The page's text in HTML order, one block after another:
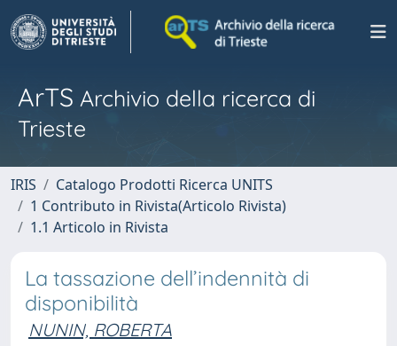
ArTS Archivio della ricerca di
Trieste
IRIS
Catalogo Prodotti Ricerca UNITS
1 Contributo in Rivista(Articolo Rivista)
1.1 Articolo in Rivista
La tassazione dell’indennità di
disponibilità
NUNIN, ROBERTA